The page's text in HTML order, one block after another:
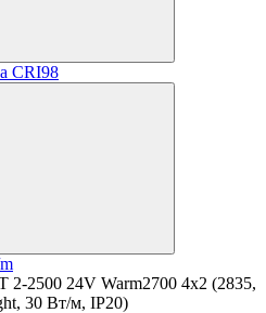
CRI98
2-2500 24V Warm2700 4x2 (2835,
30 Вт/м, IP20)